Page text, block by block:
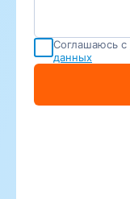
Соглашаюсь с
данных